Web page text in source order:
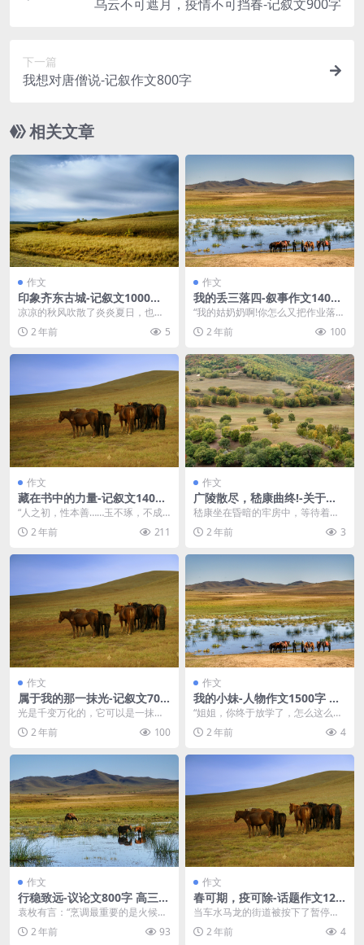
乌云不可遮月，疫情不可挡春-记叙文900字
下一篇
我想对唐僧说-记叙作文800字
相关文章
作文
印象齐东古城-记叙文1000字
高一作文范文
凉凉的秋风吹散了炎炎夏日，也带
走了愉快的暖色暑假。人人都说暑
假生活辅导做题，千篇...
2 年前 5
作文
我的丢三落四-叙事作文1400
字 高二作文范文
“我的姑奶奶啊!你怎么又把作业落在
你大姨妈家了!”“哎呦!怎么办!我好像
有忘带笔...
2 年前 100
作文
藏在书中的力量-记叙文1400
字 高三作文范文
“人之初，性本善……玉不琢，不成
器，人不学，不知义……”种子在雨
露的滋养下快乐地...
2 年前 211
作文
广陵散尽，嵇康曲终!-关于嵇
康的作文1400字 高二作文范
文
嵇康坐在昏暗的牢房中，等待着最
后的判决。 被捕的这些日子，他回
忆起这一生。想起以...
2 年前 3
作文
属于我的那一抹光-记叙文700
字
光是千变万化的，它可以是一抹太
阳光，也可以是照亮你最颓废的时
候的一束暖光，人生不...
2 年前 100
作文
我的小妹-人物作文1500字 高
一作文范文
“姐姐，你终于放学了，怎么这么慢
啊?” “嗯，给你，这是我给你留的葡
萄味儿的棒棒...
2 年前 4
作文
行稳致远-议论文800字 高三作
文范文
袁枚有言：“烹调最重要的是火候。”
诚如斯言，唯有控制好火候，才能
烹调出最完美的风...
2 年前 93
作文
春可期，疫可除-话题作文120
0字 高三作文范文
当车水马龙的街道被按下了暂停键
时；当阴霾密布的黑暗笼罩了城市
时；当肆意扩散的病毒...
2 年前 4